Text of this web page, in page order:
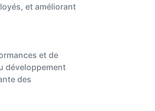
et améliorant
et de
développement
des